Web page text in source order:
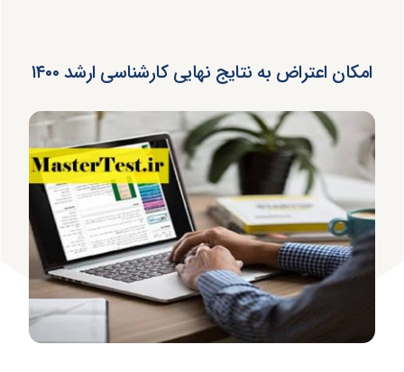
امکان اعتراض به نتایج نهایی کارشناسی ارشد ۱۴۰۰